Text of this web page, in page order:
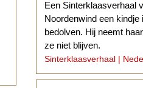
Een Sinterklaasverhaal
Noordenwind een
bedolven. Hij neemt
ze niet blijven.
Sinterklaasverhaal |